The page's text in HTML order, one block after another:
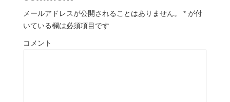
メールアドレスが公開されることはありません。 * が付
いている欄は必須項目です
コメント